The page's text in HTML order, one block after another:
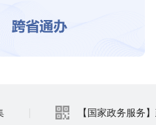
【国家政务服务